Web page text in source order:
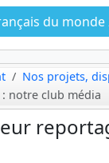
du monde
Nos projets,
notre club média